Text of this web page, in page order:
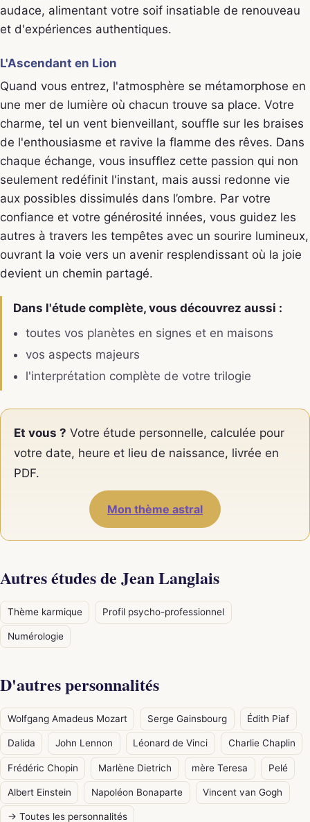
audace, alimentant votre soif insatiable de renouveau
et d'expériences authentiques.
L'Ascendant en Lion
Quand vous entrez, l'atmosphère se métamorphose en
une mer de lumière où chacun trouve sa place. Votre
charme, tel un vent bienveillant, souffle sur les braises
de l'enthousiasme et ravive la flamme des rêves. Dans
chaque échange, vous insufflez cette passion qui non
seulement redéfinit l'instant, mais aussi redonne vie
aux possibles dissimulés dans l’ombre. Par votre
confiance et votre générosité innées, vous guidez les
autres à travers les tempêtes avec un sourire lumineux,
ouvrant la voie vers un avenir resplendissant où la joie
devient un chemin partagé.
Dans l'étude complète, vous découvrez aussi :
toutes vos planètes en signes et en maisons
vos aspects majeurs
l'interprétation complète de votre trilogie
Et vous ? Votre étude personnelle, calculée pour
votre date, heure et lieu de naissance, livrée en
PDF.
Mon thème astral
Autres études de Jean Langlais
Thème karmique Profil psycho-professionnel
Numérologie
D'autres personnalités
Wolfgang Amadeus Mozart Serge Gainsbourg Édith Piaf
Dalida John Lennon Léonard de Vinci Charlie Chaplin
Frédéric Chopin Marlène Dietrich mère Teresa Pelé
Albert Einstein Napoléon Bonaparte Vincent van Gogh
→ Toutes les personnalités